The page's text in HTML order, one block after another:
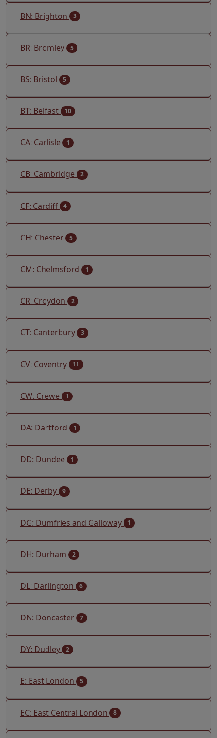
BN: Brighton 3
BR: Bromley 5
BS: Bristol 5
BT: Belfast 10
CA: Carlisle 1
CB: Cambridge 2
CF: Cardiff 4
CH: Chester 5
CM: Chelmsford 1
CR: Croydon 2
CT: Canterbury 3
CV: Coventry 11
CW: Crewe 1
DA: Dartford 1
DD: Dundee 1
DE: Derby 9
DG: Dumfries and Galloway 1
DH: Durham 2
DL: Darlington 6
DN: Doncaster 7
DY: Dudley 2
E: East London 5
EC: East Central London 8